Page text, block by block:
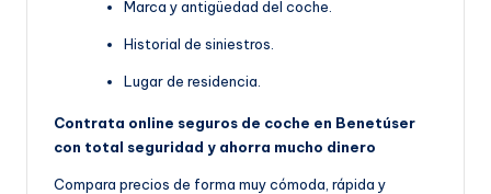
Marca y antigüedad del coche.
Historial de siniestros.
Lugar de residencia.
Contrata online seguros de coche en Benetúser
con total seguridad y ahorra mucho dinero
Compara precios de forma muy cómoda, rápida y